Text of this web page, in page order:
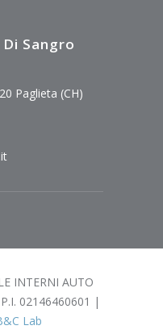
Sangro
Paglieta (CH)
INTERNI AUTO
02146460601 |
Lab